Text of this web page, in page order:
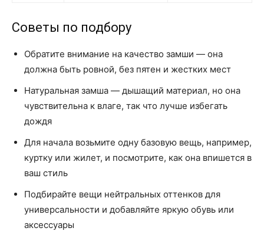
Советы по подбору
Обратите внимание на качество замши — она
должна быть ровной, без пятен и жестких мест
Натуральная замша — дышащий материал, но она
чувствительна к влаге, так что лучше избегать
дождя
Для начала возьмите одну базовую вещь, например,
куртку или жилет, и посмотрите, как она впишется в
ваш стиль
Подбирайте вещи нейтральных оттенков для
универсальности и добавляйте яркую обувь или
аксессуары